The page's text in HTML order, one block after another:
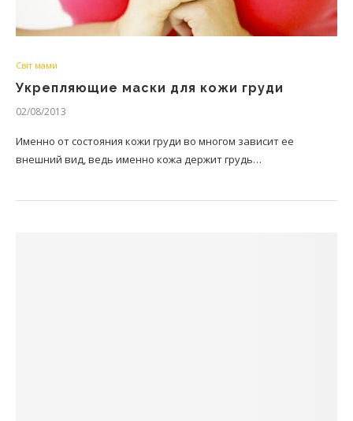
Світ мами
Укрепляющие маски для кожи груди
02/08/2013
Именно от состояния кожи груди во многом зависит ее
внешний вид, ведь именно кожа держит грудь…